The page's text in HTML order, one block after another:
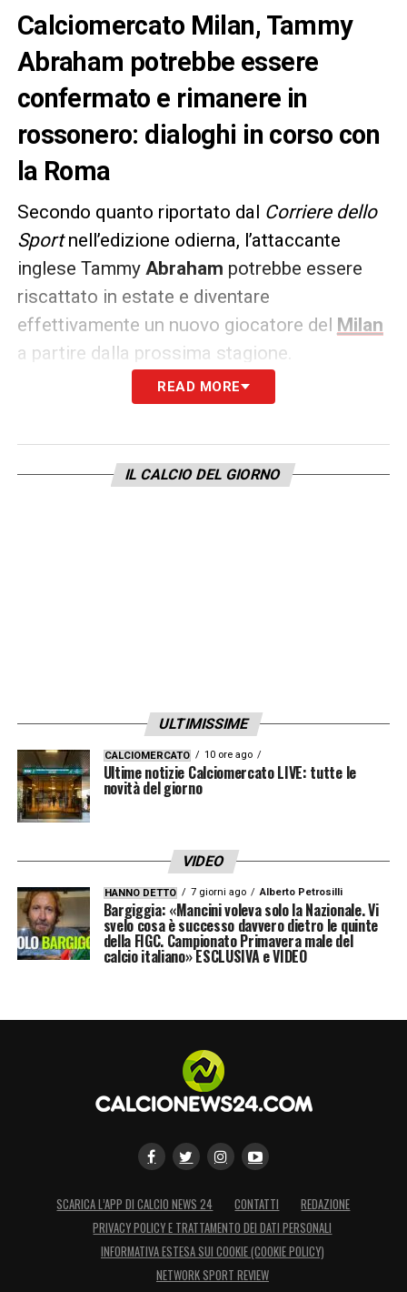
Calciomercato Milan, Tammy
Abraham potrebbe essere
confermato e rimanere in
rossonero: dialoghi in corso con
la Roma
Secondo quanto riportato dal Corriere dello
Sportnell’edizione odierna, l’attaccante
inglese Tammy Abraham potrebbe essere
riscattato in estate e diventare
effettivamente un nuovo giocatore del Milan
a partire dalla prossima stagione.
Sono in corso i dialoghi con laRoma
situazione legata ad AlexisSaelemaekers
READ MORE
IL CALCIO DEL GIORNO
ULTIMISSIME
CALCIOMERCATO 10 ore ago
Ultime notizie Calciomercato LIVE: tutte le
novità del giorno
VIDEO
HANNO DETTO 7 giorni ago Alberto Petrosilli
Bargiggia: «Mancini voleva solo la Nazionale. Vi
svelo cosa è successo davvero dietro le quinte
della FIGC. Campionato Primavera male del
calcio italiano» ESCLUSIVA e VIDEO
SCARICA L’APP DI CALCIO NEWS 24 CONTATTI
REDAZIONE
PRIVACY POLICY E TRATTAMENTO DEI DATI PERSONALI
INFORMATIVA ESTESA SUI COOKIE (COOKIE POLICY)
NETWORK SPORT REVIEW